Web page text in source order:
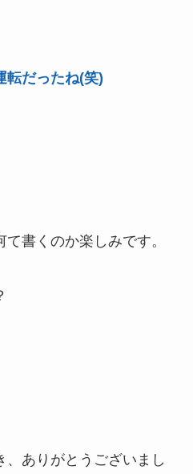
転だったね(笑)
書くのか楽しみです。
ありがとうございまし